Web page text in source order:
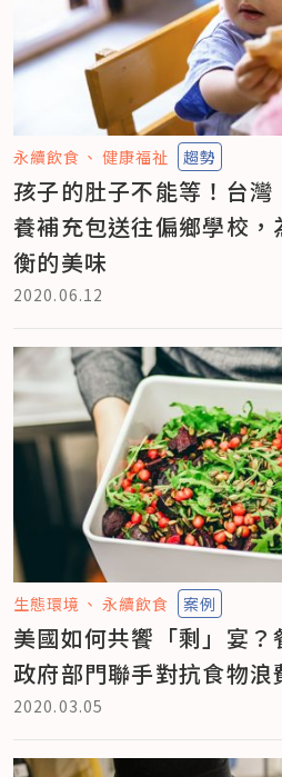
永續飲食 健康福祉 趨勢
孩子的肚子不能等！台灣
養補充包送往偏鄉學校，
衡的美味
2020.06.12
生態環境 永續飲食 案例
美國如何共饗「剩」宴？
政府部門聯手對抗食物浪
2020.03.05